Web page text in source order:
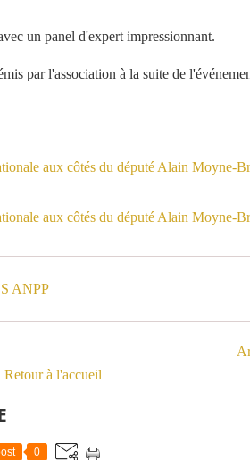
un panel d'expert impressionnant.
par l'association à la suite de
ANPP
Retour à l'accueil
0